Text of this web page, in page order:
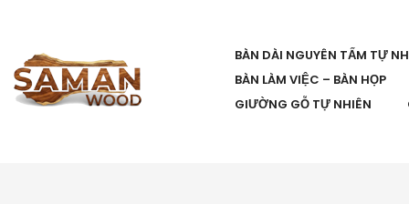
BÀN DÀI NGUYÊN TẤM TỰ
BÀN LÀM VIỆC – BÀN HỌP
GIƯỜNG GỖ TỰ NHIÊN